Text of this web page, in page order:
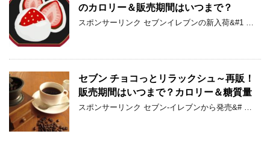
のカロリー＆販売期間はいつまで？
スポンサーリンク セブンイレブンの新入荷&#1 …
セブン チョコっとリラックシュ～再販！
販売期間はいつまで？カロリー＆糖質量
スポンサーリンク セブン-イレブンから発売&# …